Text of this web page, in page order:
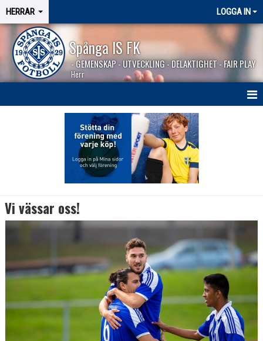
HERRAR LOGGA IN
Spånga IS FK
- GEMENSKAP - UTVECKLING - DELAKTIGHET - FAIR PLAY
Herr
MATCHER
ARKIV 2024-23
ARKIV 2022-20
Vi vässar oss!